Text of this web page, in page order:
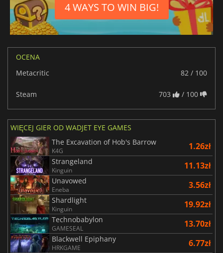
4 WAYS TO WIN BIG!
OCENA
Metacritic
82 / 100
Steam 703 / 100
WIĘCEJ GIER OD WADJET EYE GAMES
The Excavation of Hob's Barrow
K4G 1.26zł
Strangeland
Kinguin 11.13zł
Unavowed
Eneba 3.56zł
Shardlight
Kinguin 19.92zł
Technobabylon
GAMESEAL 13.70zł
Blackwell Epiphany
HRKGAME 6.77zł